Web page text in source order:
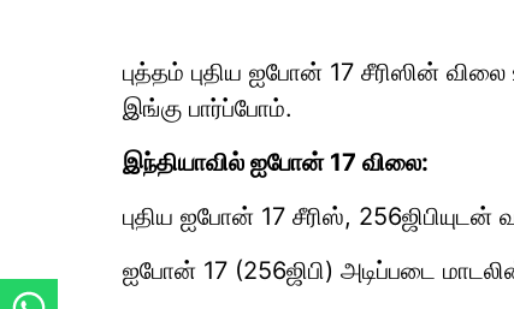
புத்தம் புதிய ஐபோன் 17 சீரிஸின்
இங்கு பார்ப்போம்.
இந்தியாவில் ஐபோன் 17 விலை:
புதிய ஐபோன் 17 சீரிஸ், 256ஜிபியுடன்
ஐபோன் 17 (256ஜிபி) அடிப்படை